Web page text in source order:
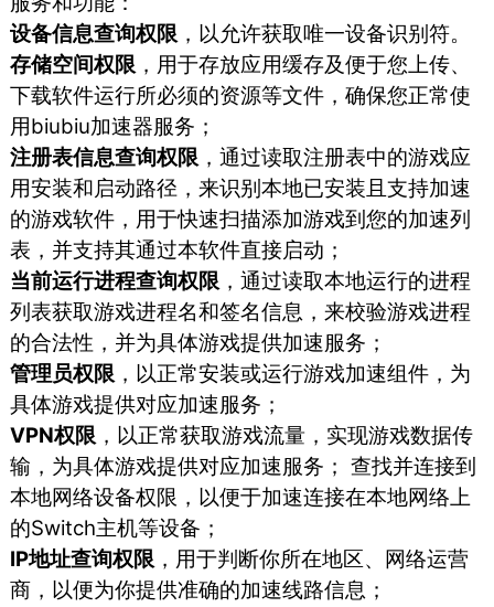
设备信息查询权限 ，以允许获取唯一设备识别符。
存储空间权限 ，用于存放应用缓存及便于您上传、
下载软件运行所必须的资源等文件，确保您正常使
用biubiu加速器服务；
注册表信息查询权限 ，通过读取注册表中的游戏应
用安装和启动路径，来识别本地已安装且支持加速
的游戏软件，用于快速扫描添加游戏到您的加速列
表，并支持其通过本软件直接启动；
当前运行进程查询权限 ，通过读取本地运行的进程
列表获取游戏进程名和签名信息，来校验游戏进程
的合法性，并为具体游戏提供加速服务；
管理员权限 ，以正常安装或运行游戏加速组件，为
具体游戏提供对应加速服务；
VPN权限 ，以正常获取游戏流量，实现游戏数据传
输，为具体游戏提供对应加速服务； 查找并连接到
本地网络设备权限，以便于加速连接在本地网络上
的Switch主机等设备；
IP地址查询权限 ，用于判断你所在地区、网络运营
商，以便为你提供准确的加速线路信息；